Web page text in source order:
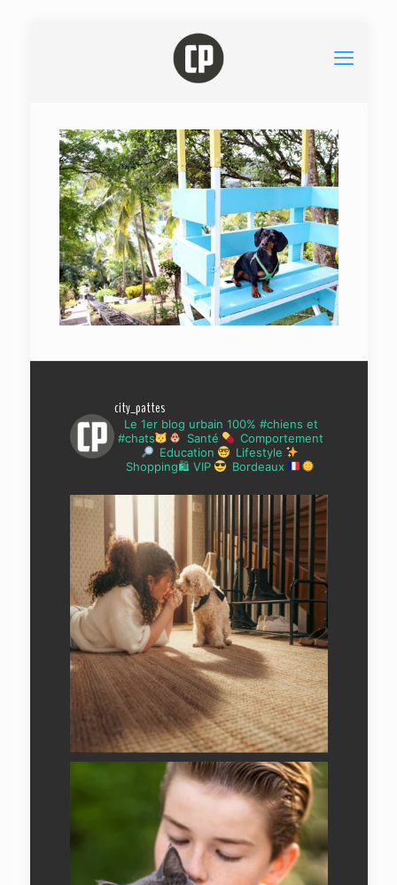
city_pattes
Le 1er blog urbain 100% #chiens et
#chats
Santé
Comportement
Education
Lifestyle
Shopping🛍 VIP
Bordeaux